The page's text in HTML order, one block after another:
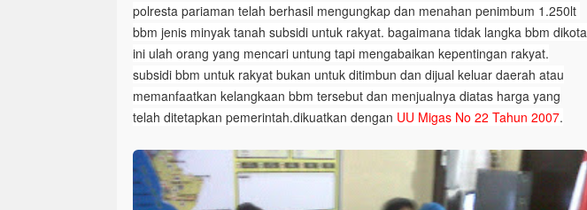
polresta pariaman telah berhasil mengungkap dan menahan penimbum 1.250lt
bbm jenis minyak tanah subsidi untuk rakyat. bagaimana tidak langka bbm dikota
ini ulah orang yang mencari untung tapi mengabaikan kepentingan rakyat.
subsidi bbm untuk rakyat bukan untuk ditimbun dan dijual keluar daerah atau
memanfaatkan kelangkaan bbm tersebut dan menjualnya diatas harga yang
telah ditetapkan pemerintah.dikuatkan dengan UU Migas No 22 Tahun 2007.